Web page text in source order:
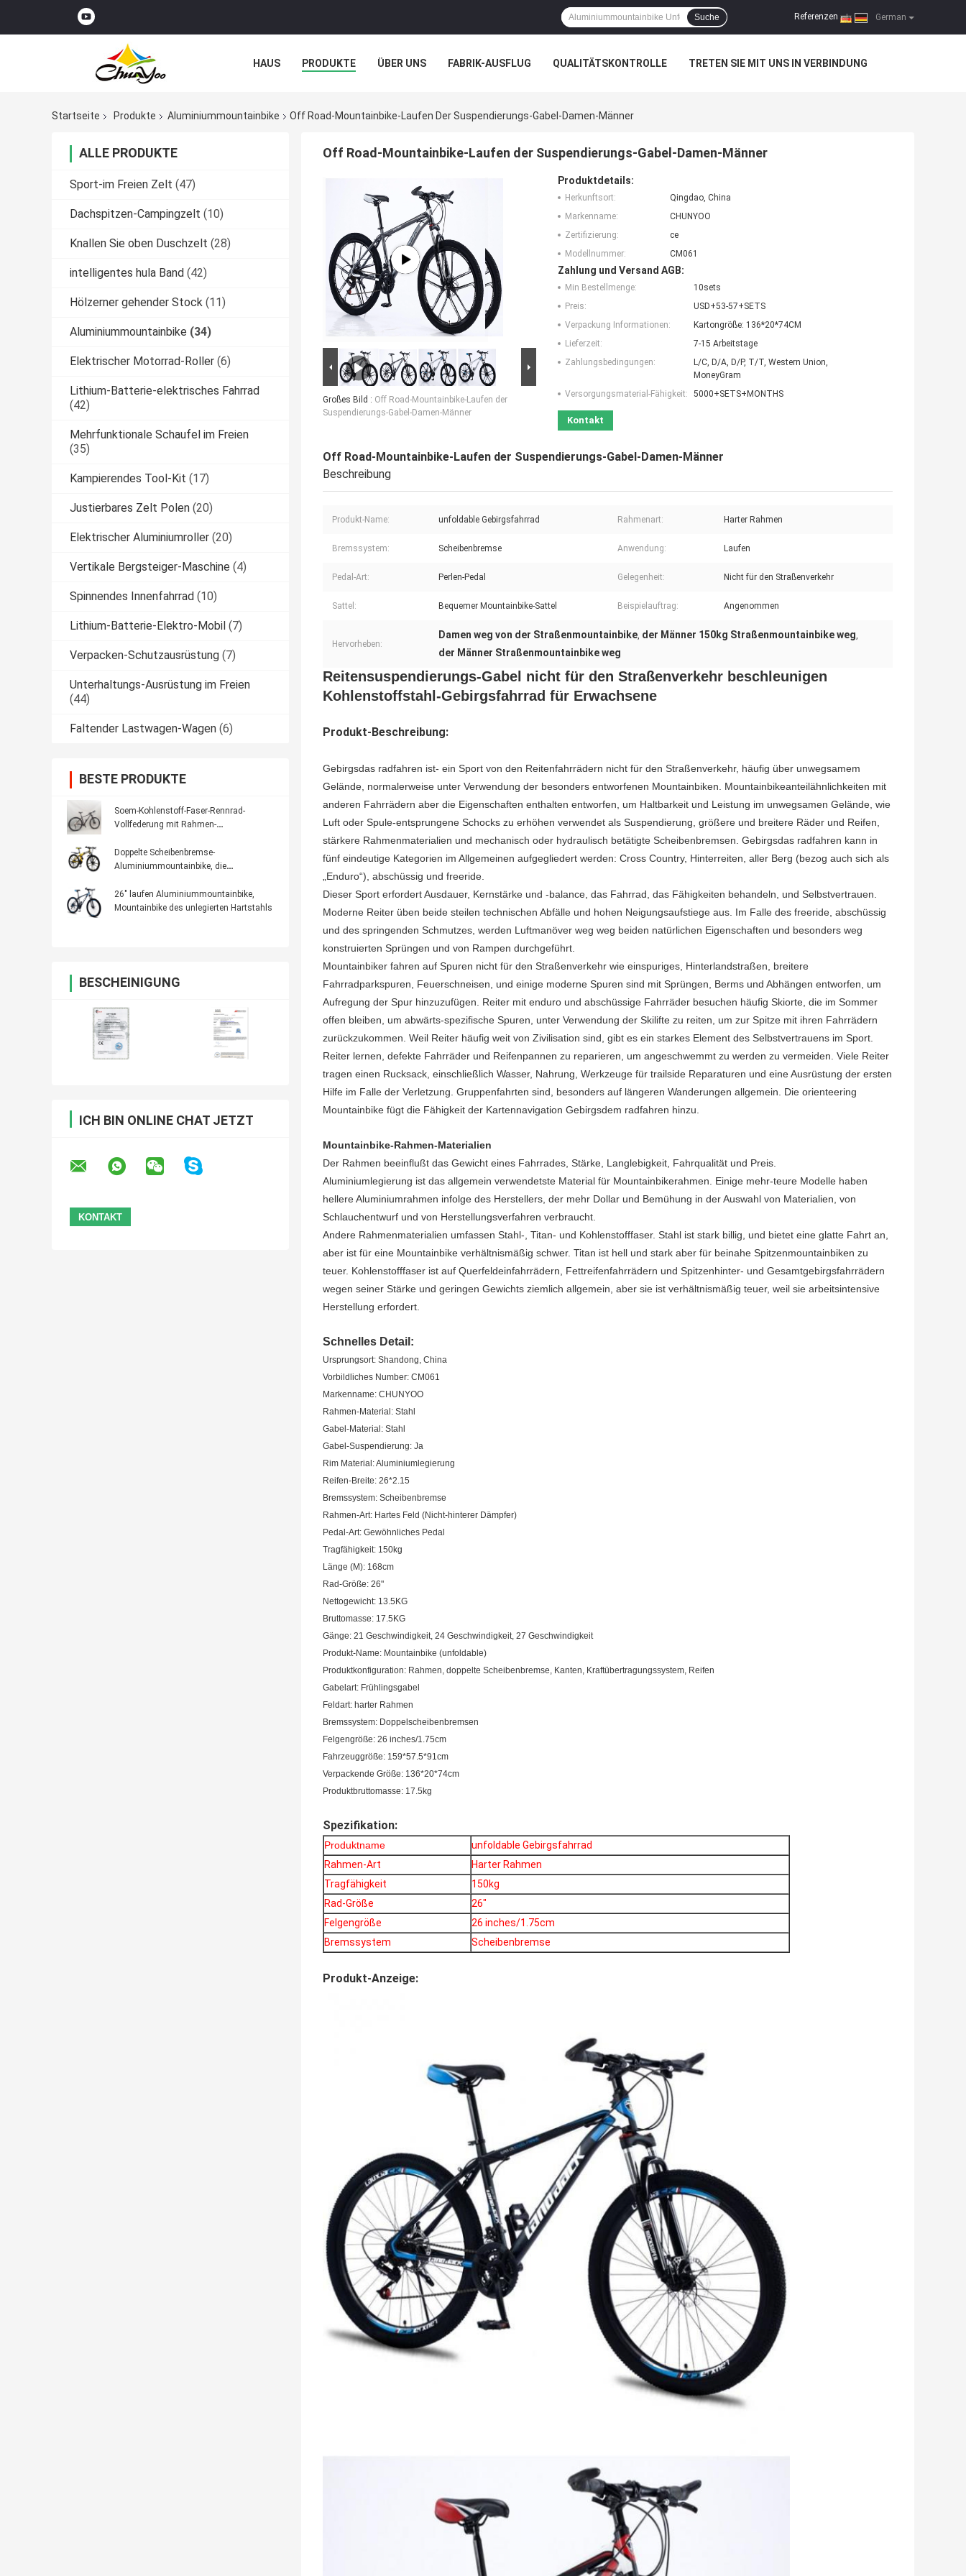
German
Referenzen |
Suche
HAUS PRODUKTE ÜBER UNS FABRIK-AUSFLUG QUALITÄTSKONTROLLE TRETEN SIE MIT UNS IN VERBINDUNG
Startseite
Produkte Aluminiummountainbike Off Road-Mountainbike-Laufen Der Suspendierungs-Gabel-Damen-Männer
ALLE PRODUKTE
Sport-im Freien Zelt (47)
Dachspitzen-Campingzelt (10)
Knallen Sie oben Duschzelt (28)
intelligentes hula Band (42)
Hölzerner gehender Stock (11)
Aluminiummountainbike (34)
Elektrischer Motorrad-Roller (6)
Lithium-Batterie-elektrisches Fahrrad
(42)
Mehrfunktionale Schaufel im Freien
(35)
Kampierendes Tool-Kit (17)
Justierbares Zelt Polen (20)
Elektrischer Aluminiumroller (20)
Vertikale Bergsteiger-Maschine (4)
Spinnendes Innenfahrrad (10)
Lithium-Batterie-Elektro-Mobil (7)
Verpacken-Schutzausrüstung (7)
Unterhaltungs-Ausrüstung im Freien
(44)
Faltender Lastwagen-Wagen (6)
BESTE PRODUKTE
Soem-Kohlenstoff-Faser-Rennrad-
Vollfederung mit Rahmen-
Doppelte Scheibenbremse-
Aluminiummountainbike, die
26" laufen Aluminiummountainbike,
Mountainbike des unlegierten Hartstahls
BESCHEINIGUNG
ICH BIN ONLINE CHAT JETZT
Off Road-Mountainbike-Laufen der Suspendierungs-Gabel-Damen-Männer
Großes Bild : Off Road-Mountainbike-Laufen der
Suspendierungs-Gabel-Damen-Männer
Produktdetails:
Herkunftsort:
Qingdao, China
Markenname:
CHUNYOO
Zertifizierung:
ce
Modellnummer:
CM061
Zahlung und Versand AGB:
Min Bestellmenge:
10sets
Preis:
USD+53-57+SETS
Verpackung Informationen:
Kartongröße: 136*20*74CM
Lieferzeit:
7-15 Arbeitstage
Zahlungsbedingungen:
L/C, D/A, D/P, T/T, Western Union,
MoneyGram
Versorgungsmaterial-Fähigkeit:
5000+SETS+MONTHS
Kontakt
Off Road-Mountainbike-Laufen der Suspendierungs-Gabel-Damen-Männer
Beschreibung
Produkt-Name: unfoldable Gebirgsfahrrad Rahmenart: Harter Rahmen
Bremssystem: Scheibenbremse Anwendung: Laufen
Pedal-Art: Perlen-Pedal Gelegenheit: Nicht für den Straßenverkehr
Sattel: Bequemer Mountainbike-Sattel Beispielauftrag: Angenommen
Hervorheben:
Damen weg von der Straßenmountainbike, der Männer 150kg Straßenmountainbike weg,
der Männer Straßenmountainbike weg
Reitensuspendierungs-Gabel nicht für den Straßenverkehr beschleunigen
Kohlenstoffstahl-Gebirgsfahrrad für Erwachsene
Produkt-Beschreibung:
Gebirgsdas radfahren ist- ein Sport von den Reitenfahrrädern nicht für den Straßenverkehr, häufig über unwegsamem
Gelände, normalerweise unter Verwendung der besonders entworfenen Mountainbiken. Mountainbikeanteilähnlichkeiten mit
anderen Fahrrädern aber die Eigenschaften enthalten entworfen, um Haltbarkeit und Leistung im unwegsamen Gelände, wie
Luft oder Spule-entsprungene Schocks zu erhöhen verwendet als Suspendierung, größere und breitere Räder und Reifen,
stärkere Rahmenmaterialien und mechanisch oder hydraulisch betätigte Scheibenbremsen. Gebirgsdas radfahren kann in
fünf eindeutige Kategorien im Allgemeinen aufgegliedert werden: Cross Country, Hinterreiten, aller Berg (bezog auch sich als
„Enduro“), abschüssig und freeride.
Dieser Sport erfordert Ausdauer, Kernstärke und -balance, das Fahrrad, das Fähigkeiten behandeln, und Selbstvertrauen.
Moderne Reiter üben beide steilen technischen Abfälle und hohen Neigungsaufstiege aus. Im Falle des freeride, abschüssig
und des springenden Schmutzes, werden Luftmanöver weg weg beiden natürlichen Eigenschaften und besonders weg
konstruierten Sprüngen und von Rampen durchgeführt.
Mountainbiker fahren auf Spuren nicht für den Straßenverkehr wie einspuriges, Hinterlandstraßen, breitere
Fahrradparkspuren, Feuerschneisen, und einige moderne Spuren sind mit Sprüngen, Berms und Abhängen entworfen, um
Aufregung der Spur hinzuzufügen. Reiter mit enduro und abschüssige Fahrräder besuchen häufig Skiorte, die im Sommer
offen bleiben, um abwärts-spezifische Spuren, unter Verwendung der Skilifte zu reiten, um zur Spitze mit ihren Fahrrädern
zurückzukommen. Weil Reiter häufig weit von Zivilisation sind, gibt es ein starkes Element des Selbstvertrauens im Sport.
Reiter lernen, defekte Fahrräder und Reifenpannen zu reparieren, um angeschwemmt zu werden zu vermeiden. Viele Reiter
tragen einen Rucksack, einschließlich Wasser, Nahrung, Werkzeuge für trailside Reparaturen und eine Ausrüstung der ersten
Hilfe im Falle der Verletzung. Gruppenfahrten sind, besonders auf längeren Wanderungen allgemein. Die orienteering
Mountainbike fügt die Fähigkeit der Kartennavigation Gebirgsdem radfahren hinzu.
Mountainbike-Rahmen-Materialien
Der Rahmen beeinflußt das Gewicht eines Fahrrades, Stärke, Langlebigkeit, Fahrqualität und Preis.
Aluminiumlegierung ist das allgemein verwendetste Material für Mountainbikerahmen. Einige mehr-teure Modelle haben
hellere Aluminiumrahmen infolge des Herstellers, der mehr Dollar und Bemühung in der Auswahl von Materialien, von
Schlauchentwurf und von Herstellungsverfahren verbraucht.
Andere Rahmenmaterialien umfassen Stahl-, Titan- und Kohlenstofffaser. Stahl ist stark billig, und bietet eine glatte Fahrt an,
aber ist für eine Mountainbike verhältnismäßig schwer. Titan ist hell und stark aber für beinahe Spitzenmountainbiken zu
teuer. Kohlenstofffaser ist auf Querfeldeinfahrrädern, Fettreifenfahrrädern und Spitzenhinter- und Gesamtgebirgsfahrrädern
wegen seiner Stärke und geringen Gewichts ziemlich allgemein, aber sie ist verhältnismäßig teuer, weil sie arbeitsintensive
Herstellung erfordert.
Schnelles Detail:
Ursprungsort: Shandong, China
Vorbildliches Number: CM061
Markenname: CHUNYOO
Rahmen-Material: Stahl
Gabel-Material: Stahl
Gabel-Suspendierung: Ja
Rim Material: Aluminiumlegierung
Reifen-Breite: 26*2.15
Bremssystem: Scheibenbremse
Rahmen-Art: Hartes Feld (Nicht-hinterer Dämpfer)
Pedal-Art: Gewöhnliches Pedal
Tragfähigkeit: 150kg
Länge (M): 168cm
Rad-Größe: 26"
Nettogewicht: 13.5KG
Bruttomasse: 17.5KG
Gänge: 21 Geschwindigkeit, 24 Geschwindigkeit, 27 Geschwindigkeit
Produkt-Name: Mountainbike (unfoldable)
Produktkonfiguration: Rahmen, doppelte Scheibenbremse, Kanten, Kraftübertragungssystem, Reifen
Gabelart: Frühlingsgabel
Feldart: harter Rahmen
Bremssystem: Doppelscheibenbremsen
Felgengröße: 26 inches/1.75cm
Fahrzeuggröße: 159*57.5*91cm
Verpackende Größe: 136*20*74cm
Produktbruttomasse: 17.5kg
Spezifikation:
Produktname
unfoldable Gebirgsfahrrad
Rahmen-Art
Harter Rahmen
Tragfähigkeit
150kg
Rad-Größe
26"
Felgengröße
26 inches/1.75cm
Bremssystem
Scheibenbremse
Produkt-Anzeige: